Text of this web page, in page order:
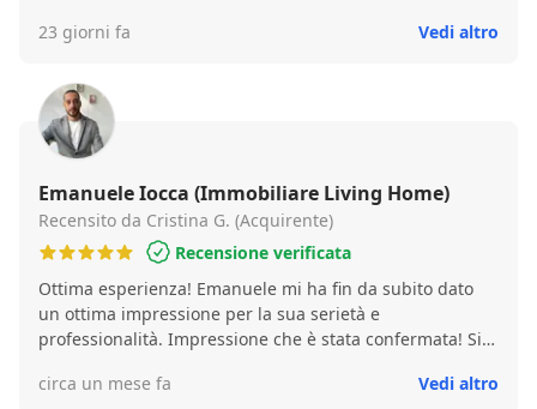
avermi seguito in tutte le fasi della trattativa fino a rogito
23 giorni fa Vedi altro
Emanuele Iocca (Immobiliare Living Home)
Recensito da Cristina G. (Acquirente)
Recensione verificata
Ottima esperienza! Emanuele mi ha fin da subito dato
un ottima impressione per la sua serietà e
professionalità. Impressione che è stata confermata! Si è
pronto a darmi delucidazioni ad ogni mia domanda!!
circa un mese fa Vedi altro